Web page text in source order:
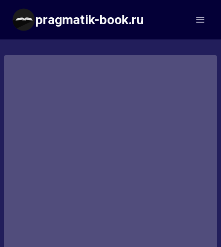
Перейти
содержимому
pragmatik-book.ru